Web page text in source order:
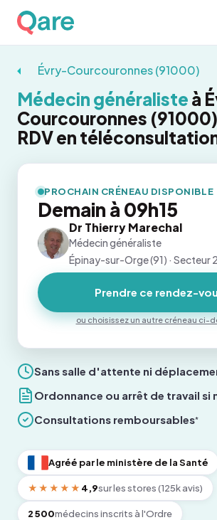
Évry-Courcouronnes (91000)
Médecin généraliste à
Courcouronnes
RDV en
Sans salle d'attente ni
Ordonnance ou arrêt de travail si
Consultations remboursables*
Agréé par le ministère de la Santé
★★★★★ 4,9sur les stores (125k avis)
2 500médecins inscrits à l'Ordre
PROCHAIN CRÉNEAU DISPONIBLE
Demain à 09h15
Dr Thierry Marechal
Médecin généraliste
Épinay-sur-Orge (91) · Secteur 2
Prendre ce rendez-
ou choisissez un autre créneau ci-